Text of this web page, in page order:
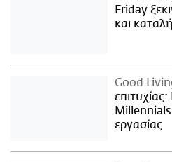
Friday
και
Good
εργασίας